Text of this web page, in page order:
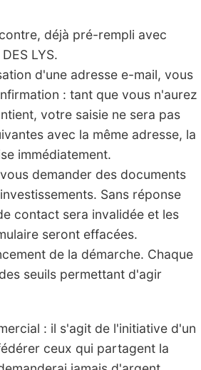
déjà pré-rempli avec
LYS.
d'une adresse e-mail, vous
: tant que vous n'aurez
votre saisie ne sera pas
avec la même adresse, la
immédiatement.
demander des documents
Sans réponse
contact sera invalidée et les
seront effacées.
de la démarche. Chaque
seuils permettant d'agir
: il s'agit de l'initiative d'un
ceux qui partagent la